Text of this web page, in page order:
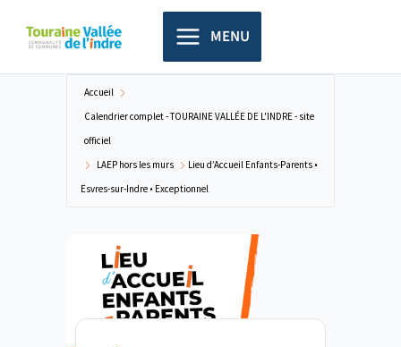
principal
MENU
Accueil
Calendrier complet - TOURAINE VALLÉE DE L'INDRE - site
officiel
LAEP hors les murs
Lieu d’Accueil Enfants-Parents •
Esvres-sur-Indre • Exceptionnel